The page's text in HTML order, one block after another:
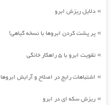
» دلایل ریزش ابرو
» پر پشت کردن ابروها با نسخه گیاهی!
» تقویت ابرو با 5 راهکار خانگی
» اشتباهات رایج در اصلاح و آرایش ابروها
» ریزش سکه ای در ابرو